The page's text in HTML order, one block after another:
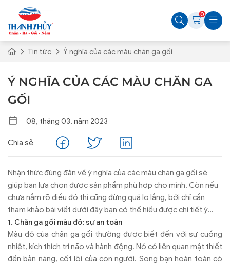
0
Tin tức Ý nghĩa của các màu chăn ga gối
Ý NGHĨA CỦA CÁC MÀU CHĂN GA
GỐI
08, tháng 03, năm 2023
Chia sẻ
Nhận thức đúng đắn về ý nghĩa của các màu chăn ga gối sẽ
giúp bạn lựa chọn được sản phẩm phù hợp cho mình. Còn nếu
chưa nắm rõ điều đó thì cũng đừng quá lo lắng, bởi chỉ cần
tham khảo bài viết dưới đây bạn có thể hiểu được chi tiết ý
nghĩa của từng màu sắc và đưa ra quyết định phù hợp cho
mình.
1. Chăn ga gối màu đỏ: sự an toàn
Màu đỏ của chăn ga gối thường được biết đến với sự cuồng
nhiệt, kích thích trí não và hành động. Nó có liên quan mật thiết
đến bản năng, cốt lõi của con người. Song bạn hoàn toàn có